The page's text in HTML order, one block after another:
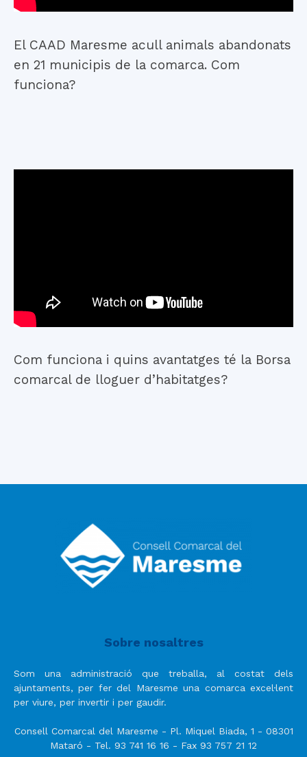
El CAAD Maresme acull animals abandonats
en 21 municipis de la comarca. Com
funciona?
Com funciona i quins avantatges té la Borsa
comarcal de lloguer d’habitatges?
Sobre nosaltres
Som una administració que treballa, al costat dels
ajuntaments, per fer del Maresme una comarca excel·lent
per viure, per invertir i per gaudir.
Consell Comarcal del Maresme - Pl. Miquel Biada, 1 - 08301
Mataró - Tel. 93 741 16 16 - Fax 93 757 21 12